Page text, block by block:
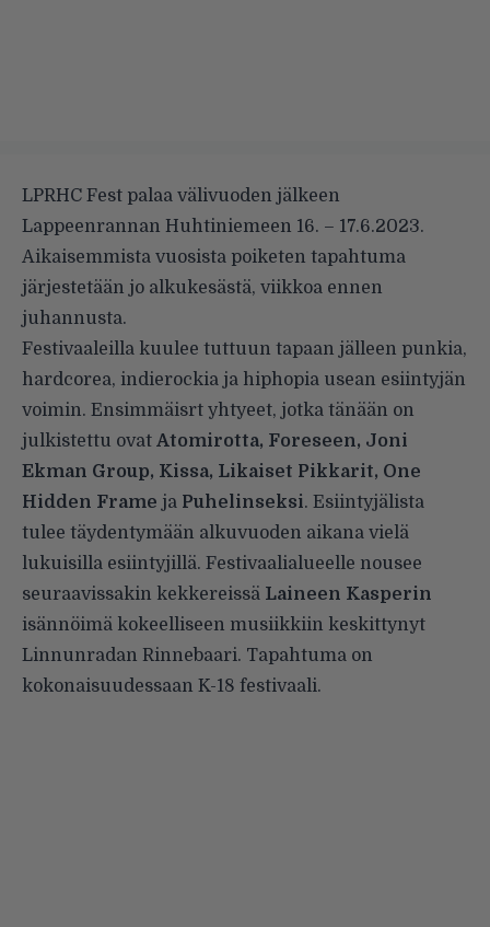
LPRHC Fest palaa välivuoden jälkeen
Lappeenrannan Huhtiniemeen 16. – 17.6.2023.
Aikaisemmista vuosista poiketen tapahtuma
järjestetään jo alkukesästä, viikkoa ennen
juhannusta.
Festivaaleilla kuulee tuttuun tapaan jälleen punkia,
hardcorea, indierockia ja hiphopia usean esiintyjän
voimin. Ensimmäisrt yhtyeet, jotka tänään on
julkistettu ovat Atomirotta, Foreseen, Joni
Ekman Group, Kissa, Likaiset Pikkarit, One
Hidden Frame ja Puhelinseksi. Esiintyjälista
tulee täydentymään alkuvuoden aikana vielä
lukuisilla esiintyjillä. Festivaalialueelle nousee
seuraavissakin kekkereissä Laineen Kasperin
isännöimä kokeelliseen musiikkiin keskittynyt
Linnunradan Rinnebaari. Tapahtuma on
kokonaisuudessaan K-18 festivaali.